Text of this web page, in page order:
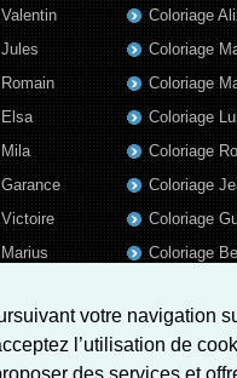
votre navigation
l’utilisation de
Eleonore
Ava
Coloriage
Coloriage
Coloriage
Coloriage
Coloriage
Coloriage
Coloriage
Coloriage
Coloriage
Coloriage